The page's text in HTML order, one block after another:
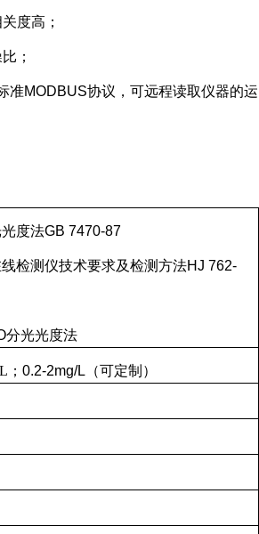
度高；
；
准MODBUS协议，可远程读取仪器的运
度法GB 7470-87
检测仪技术要求及检测方法HJ 762-
分光光度法
； 0.2-2mg/L （可定制）